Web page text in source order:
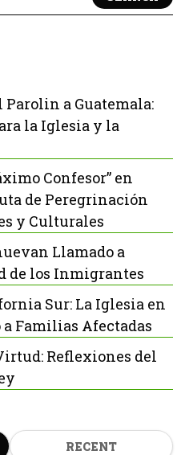
a Guatemala:
la Iglesia y la
Confesor” en
de Peregrinación
y Culturales
Llamado a
de los Inmigrantes
Sur: La Iglesia en
Familias Afectadas
Reflexiones del
RECENT